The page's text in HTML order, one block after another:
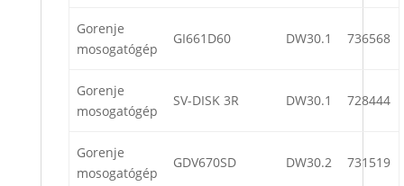
Gorenje
mosogatógép
GI661D60 DW30.1 736568
Gorenje
mosogatógép
SV-DISK 3R DW30.1 728444
Gorenje
mosogatógép
GDV670SD DW30.2 731519